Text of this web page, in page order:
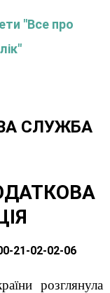
"Все про
СЛУЖБА
21-02-02-06
розглянула